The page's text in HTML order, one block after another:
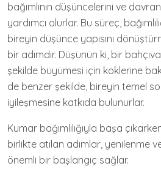
bağımlının düşüncelerini ve
yardımcı olurlar. Bu süreç,
bireyin düşünce yapısını
bir adımdır. Düşünün ki, bir
şekilde büyümesi için köklerine
de benzer şekilde, bireyin temel
iyileşmesine katkıda bulunurlar.
Kumar bağımlılığıyla başa
birlikte atılan adımlar, yenilenme
önemli bir başlangıç sağlar.